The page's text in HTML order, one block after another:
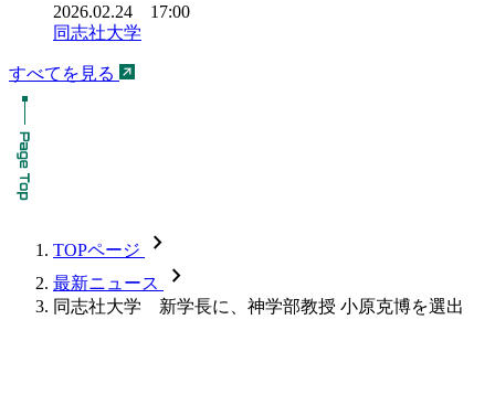
2026.02.24 17:00
同志社大学
すべてを見る
TOPページ chevron_forward
最新ニュース chevron_forward
同志社大学 新学長に、神学部教授 小原克博を選出